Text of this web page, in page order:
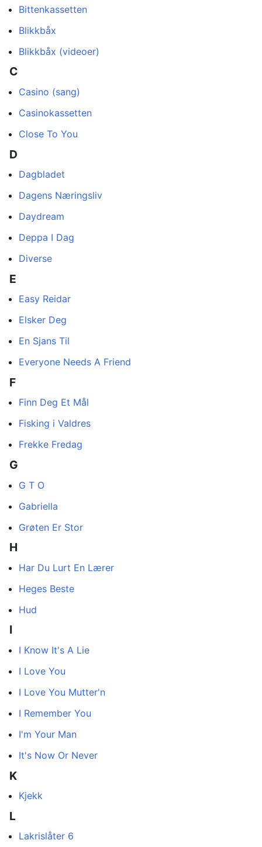
Bittenkassetten
Blikkbåx
Blikkbåx (videoer)
C
Casino (sang)
Casinokassetten
Close To You
D
Dagbladet
Dagens Næringsliv
Daydream
Deppa I Dag
Diverse
E
Easy Reidar
Elsker Deg
En Sjans Til
Everyone Needs A Friend
F
Finn Deg Et Mål
Fisking i Valdres
Frekke Fredag
G
G T O
Gabriella
Grøten Er Stor
H
Har Du Lurt En Lærer
Heges Beste
Hud
I
I Know It's A Lie
I Love You
I Love You Mutter'n
I Remember You
I'm Your Man
It's Now Or Never
K
Kjekk
L
Lakrislåter 6